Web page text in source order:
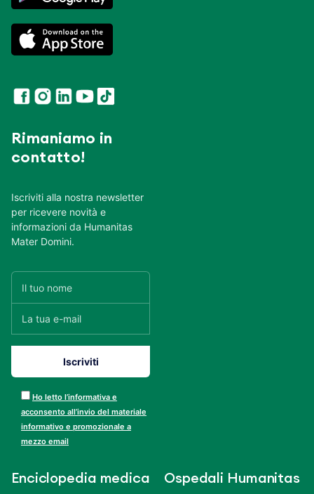
Rimaniamo in
contatto!
Iscriviti alla nostra newsletter
per ricevere novità e
informazioni da Humanitas
Mater Domini.
Ho letto l’informativa e
acconsento all’invio del materiale
informativo e promozionale a
mezzo email
Enciclopedia medica Ospedali Humanitas